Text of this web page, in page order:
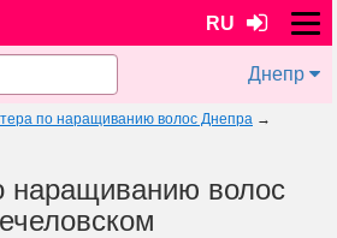
RU
Днепр
по наращиванию волос Днепра →
наращиванию волос